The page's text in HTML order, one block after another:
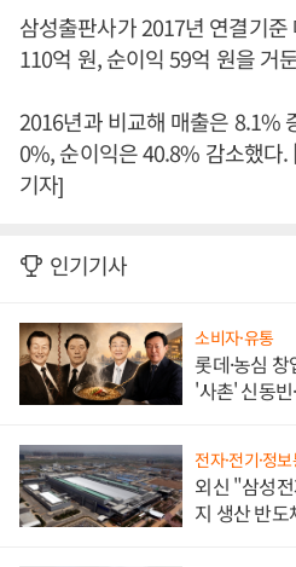
삼성출판사가 2017년 연결기
110억 원, 순이익 59억 원을 거
2016년과 비교해 매출은 8.1%
0%, 순이익은 40.8% 감소했다
기자]
인기기사
소비자·유통
롯데·농심
'사촌' 신동
전자·전기·정
외신 "삼성
지 생산 반도